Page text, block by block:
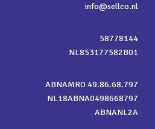
info@sellco.nl
58778144
NL853177582B01
ABNAMRO 49.86.68.797
NL18ABNA0498668797
ABNANL2A